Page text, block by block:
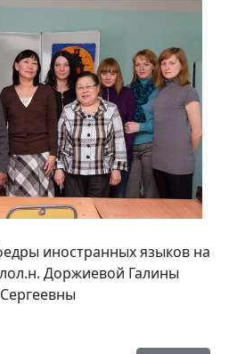
иностранных языков на
Доржиевой Галины
Сергеевны